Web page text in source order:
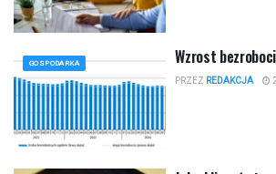
GOSPODARKA Wzrost
PRZEZ REDAKCJA